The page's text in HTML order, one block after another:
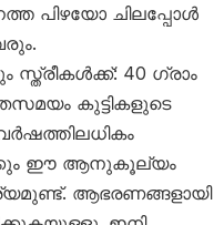
പിഴയോ ചിലപ്പോൾ
40 ഗ്രാം
കുട്ടികളുടെ
ഈ ആനുകൂല്യം
ആഭരണങ്ങളായി